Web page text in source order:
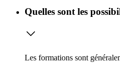
Quelles sont les
Les formations sont